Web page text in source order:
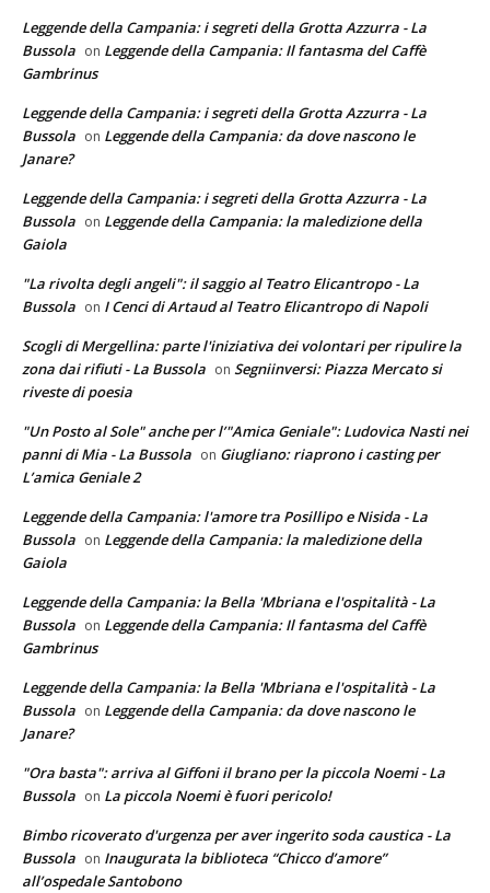
Leggende della Campania: i segreti della Grotta Azzurra - La
Bussola on Leggende della Campania: Il fantasma del Caffè
Gambrinus
Leggende della Campania: i segreti della Grotta Azzurra - La
Bussola on Leggende della Campania: da dove nascono le
Janare?
Leggende della Campania: i segreti della Grotta Azzurra - La
Bussola on Leggende della Campania: la maledizione della
Gaiola
"La rivolta degli angeli": il saggio al Teatro Elicantropo - La
Bussola on I Cenci di Artaud al Teatro Elicantropo di Napoli
Scogli di Mergellina: parte l'iniziativa dei volontari per ripulire la
zona dai rifiuti - La Bussola on Segniinversi: Piazza Mercato si
riveste di poesia
"Un Posto al Sole" anche per l’"Amica Geniale": Ludovica Nasti nei
panni di Mia - La Bussola on Giugliano: riaprono i casting per
L’amica Geniale 2
Leggende della Campania: l'amore tra Posillipo e Nisida - La
Bussola on Leggende della Campania: la maledizione della
Gaiola
Leggende della Campania: la Bella 'Mbriana e l'ospitalità - La
Bussola on Leggende della Campania: Il fantasma del Caffè
Gambrinus
Leggende della Campania: la Bella 'Mbriana e l'ospitalità - La
Bussola on Leggende della Campania: da dove nascono le
Janare?
"Ora basta": arriva al Giffoni il brano per la piccola Noemi - La
Bussola on La piccola Noemi è fuori pericolo!
Bimbo ricoverato d'urgenza per aver ingerito soda caustica - La
Bussola on Inaugurata la biblioteca “Chicco d’amore”
all’ospedale Santobono